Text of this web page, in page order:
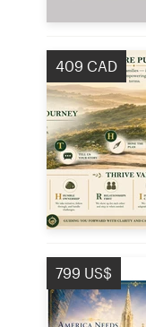
409 CAD
799 US$
Hágase diseñador